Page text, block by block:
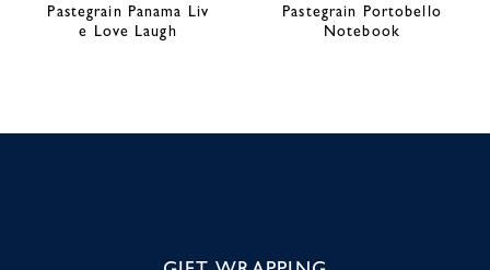
Pastegrain Panama Liv
e Love Laugh
Pastegrain Portobello
Notebook